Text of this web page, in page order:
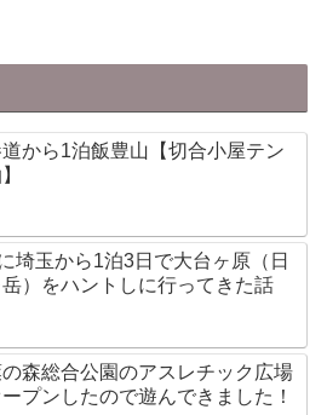
から1泊飯豊山【切合小屋テン
埼玉から1泊3日で大台ヶ原（日
）をハントしに行ってきた話
森総合公園のアスレチック広場
プンしたので遊んできました！